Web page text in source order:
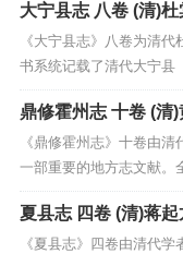
备，资料翔实。徐三俊在
充，尤其对当地民俗、
《大宁县志》八卷为清
书系统记载了清代大宁县
域、山川形胜、风土物产
诸方面。作为大宁地区重
为研究清代晋西南地区
《鼎修霍州志》十卷由
一部重要的地方志文献。
风土人情、职官选举、典
霍州的社会风貌与历史变
文献与实地资料，既保
《夏县志》四卷由清代